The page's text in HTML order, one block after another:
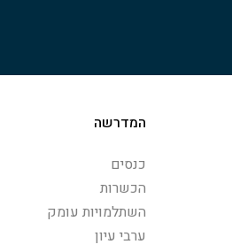
המדרשה
כנסים
הכשרות
השתלמויות עומק
ערבי עיון